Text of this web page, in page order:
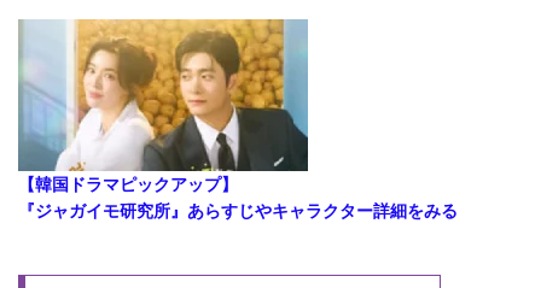
【韓国ドラマピックアップ】
『ジャガイモ研究所』あらすじやキャラクター詳細をみる